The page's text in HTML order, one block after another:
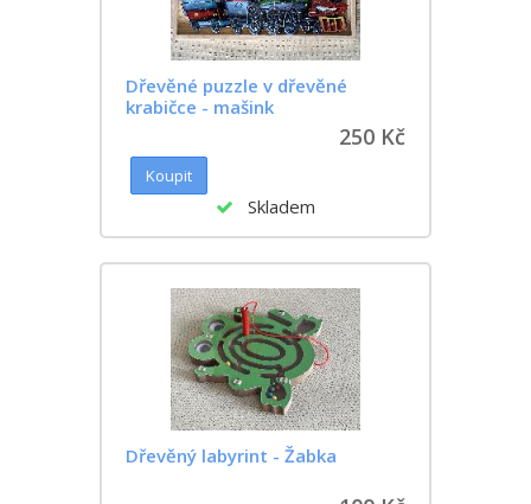
Dřevěné puzzle v dřevěné
krabičce - mašink
250 Kč
Skladem
Dřevěný labyrint - Žabka